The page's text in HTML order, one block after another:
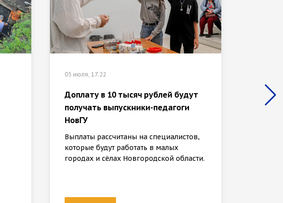
05 июля, 17:22
Доплату в 10 тысяч рублей будут
получать выпускники-педагоги
НовГУ
Выплаты рассчитаны на специалистов,
которые будут работать в малых
городах и сёлах Новгородской области.
27 июня,